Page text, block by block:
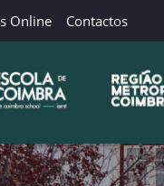
Online Contactos